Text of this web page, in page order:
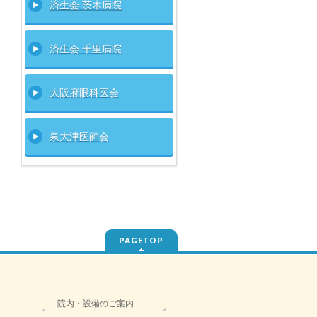
済生会 茨木病院
済生会 千里病院
大阪府眼科医会
泉大津医師会
PAGETOP
院内・設備のご案内